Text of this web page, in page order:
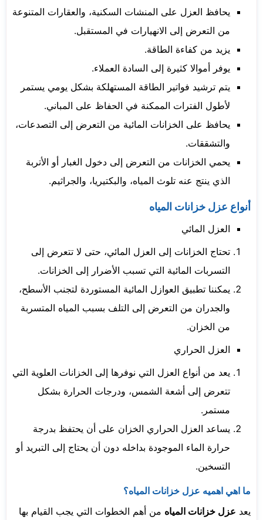
يحافظ العزل على المنشات السكنية، والعقارات المتنوعة
من التعرض إلى الانهيارات في المستقبل.
يزيد من كفاءة الطاقة.
يوفر أموالا كثيرة إلى السادة العملاء.
يتم ترشيد فواتير الطاقة المستهلكة بشكل يومي يستمر
لأطول الفترات الممكنة في الحفاظ على المباني.
يحافظ على الخزانات المائية من التعرض إلى التصدعات،
والتشققات.
يحمي الخزانات من التعرض إلى دخول الغبار أو الأتربة
الذي ينتج عنه تلوث المياه، والبكتيريا، والجراثيم.
أنواع عزل خزانات المياه
العزل المائي
تحتاج الخزانات إلى العزل المائي، حتى لا تتعرض إلى
التسربات المائية التي تسبب الأضرار إلى الخزانات.
يمكننا تطبيق العوازل المائية المستوردة لتجنب الأسطح،
والجدران من التعرض إلى التلف بسبب المياه المتسربة
من الخزان.
العزل الحراري
يعد من أنواع العزل التي نوفرها إلى الخزانات العلوية التي
تتعرض إلى أشعة الشمس، ودرجات الحرارة بشكل
مستمر.
يساعد العزل الحراري الخزان على أن يحتفظ بدرجة
حرارة الماء الموجودة بداخله دون أن يحتاج إلى التبريد أو
التسخين.
ما اهي اهميه عزل خزانات المياه؟
يعد عزل خزانات المياه من أهم الخطوات التي يجب القيام بها